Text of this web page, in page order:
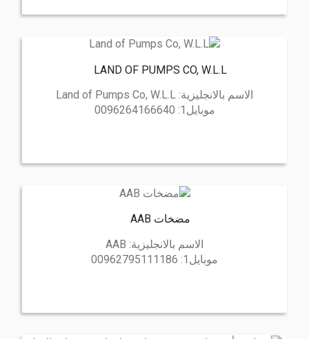
LAND OF PUMPS CO, W.L.L
الاسم بالانجليزية: Land of Pumps Co, W.L.L
موبايل1:
0096264166640
مضخات AAB
الاسم بالانجليزية: AAB
موبايل1:
00962795111186